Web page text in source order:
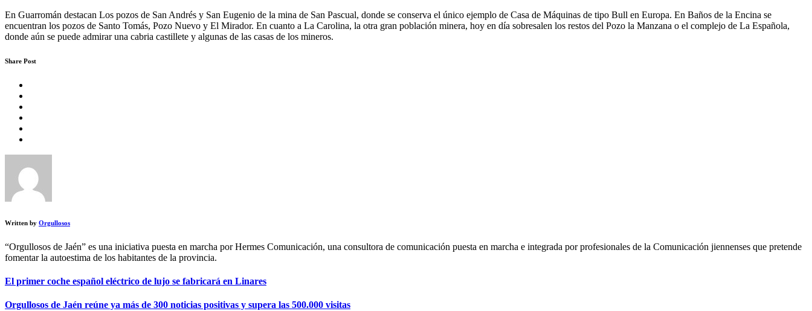
En Guarromán destacan Los pozos de San Andrés y San Eugenio de la mina de San Pascual, donde se conserva el único ejemplo de Casa de Máquinas de tipo Bull en Europa. En Baños de la Encina se
encuentran los pozos de Santo Tomás, Pozo Nuevo y El Mirador. En cuanto a La Carolina, la otra gran población minera, hoy en día sobresalen los restos del Pozo la Manzana o el complejo de La Española,
donde aún se puede admirar una cabria castillete y algunas de las casas de los mineros.
Share Post
Written by Orgullosos
“Orgullosos de Jaén” es una iniciativa puesta en marcha por Hermes Comunicación, una consultora de comunicación puesta en marcha e integrada por profesionales de la Comunicación jiennenses que pretende
fomentar la autoestima de los habitantes de la provincia.
El primer coche español eléctrico de lujo se fabricará en Linares
Orgullosos de Jaén reúne ya más de 300 noticias positivas y supera las 500.000 visitas